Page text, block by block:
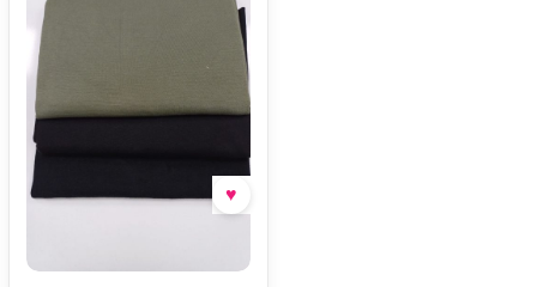
HESAP OLUŞTUR